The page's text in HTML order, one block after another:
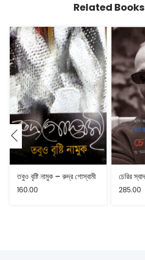
Related Books
তবুও বৃষ্টি নামুক – রুদ্র গোস্বামী
160.00 285.00